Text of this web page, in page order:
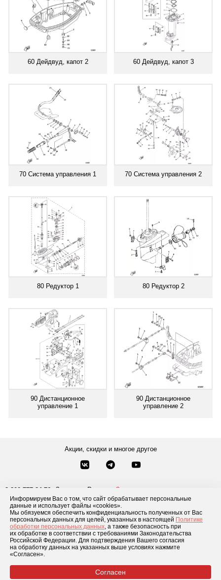
Информируем Вас о том, что сайт обрабатывает персональные
данные и использует файлы «cookies».
Мы обязуемся обеспечить конфиденциальность полученных от Вас
персональных данных для целей, указанных в настоящей Политике
обработки персональных данных, а также безопасность при
их обработке в соответствии с требованиями Законодательства
Российской Федерации. Для подтверждения Вашего согласия
на обработку данных на указанных выше условиях нажмите
«Согласен».
Согласен
60 Дейдвуд, капот 2 60 Дейдвуд, капот 3
70 Система управления 1 70 Система управления 2
80 Редуктор 1 80 Редуктор 2
90 Дистанционное
управление 1
90 Дистанционное
управление 2
Акции, скидки и многое другое
8-800-777-84-76 Звонки по России
Заказать звонок
8 495 181-69-06
Москва
Каталог товаров О компании Доставка и оплата Блог
Условия рассрочки
Контакты
© 2026 «GLADIATOR»